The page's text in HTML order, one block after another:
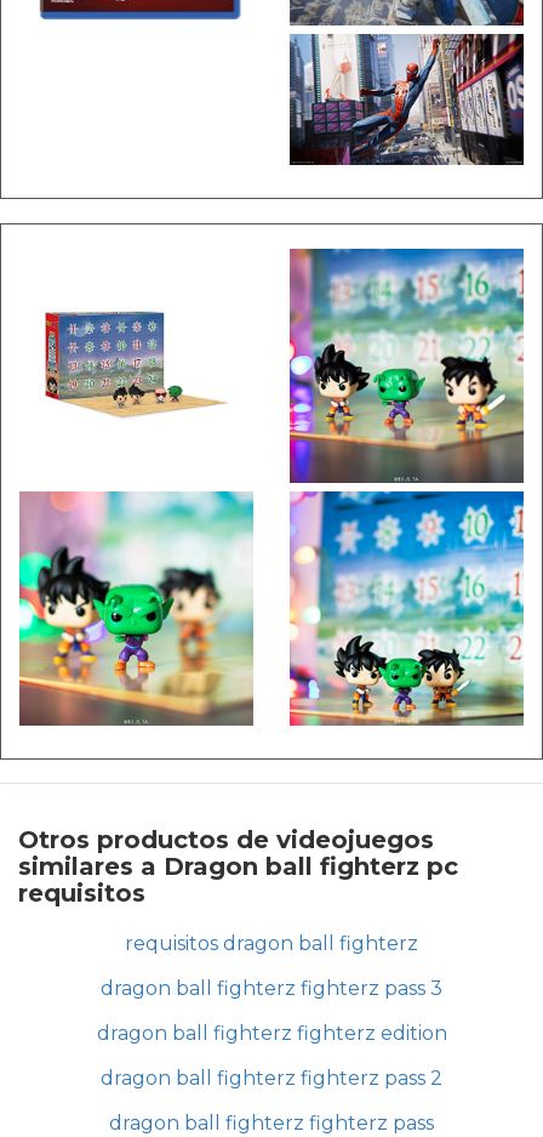
Otros productos de videojuegos
similares a Dragon ball fighterz pc
requisitos
requisitos dragon ball fighterz
dragon ball fighterz fighterz pass 3
dragon ball fighterz fighterz edition
dragon ball fighterz fighterz pass 2
dragon ball fighterz fighterz pass